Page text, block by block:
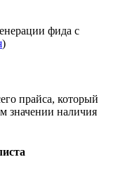
фида с
)
прайса, который
значении наличия